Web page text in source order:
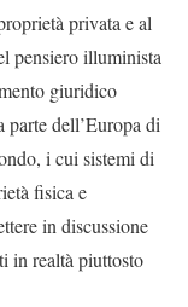
privata e al
pensiero illuminista
giuridico
dell’Europa di
i cui sistemi di
fisica e
in discussione
in realtà piuttosto